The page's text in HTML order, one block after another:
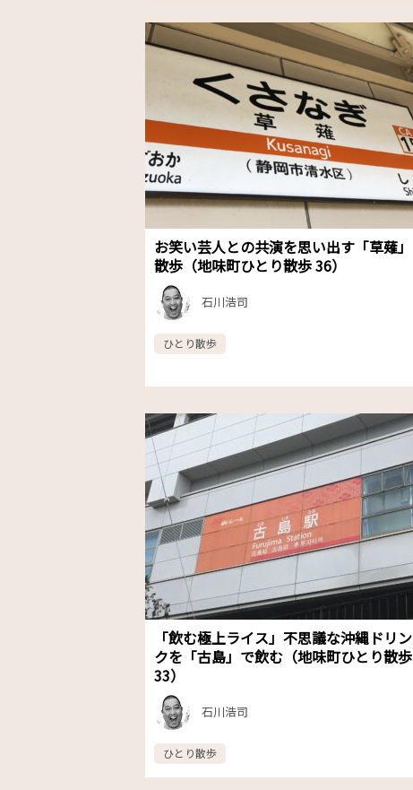
お笑い芸人との共演を思い出す「草薙」
散歩（地味町ひとり散歩 36）
石川浩司
ひとり散歩
「飲む極上ライス」不思議な沖縄ドリン
クを「古島」で飲む（地味町ひとり散歩
33）
石川浩司
ひとり散歩